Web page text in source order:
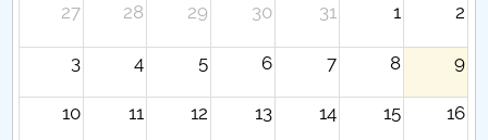
27
28 29 30 31 1 2
3 4 5 6 7 8 9
10 11 12 13 14 15 16